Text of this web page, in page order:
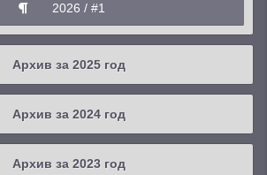
2026 / #1
Архив за 2025 год
2025 / #4
2025 / #3
Архив за 2024 год
2024 / #4
Архив за 2023 год